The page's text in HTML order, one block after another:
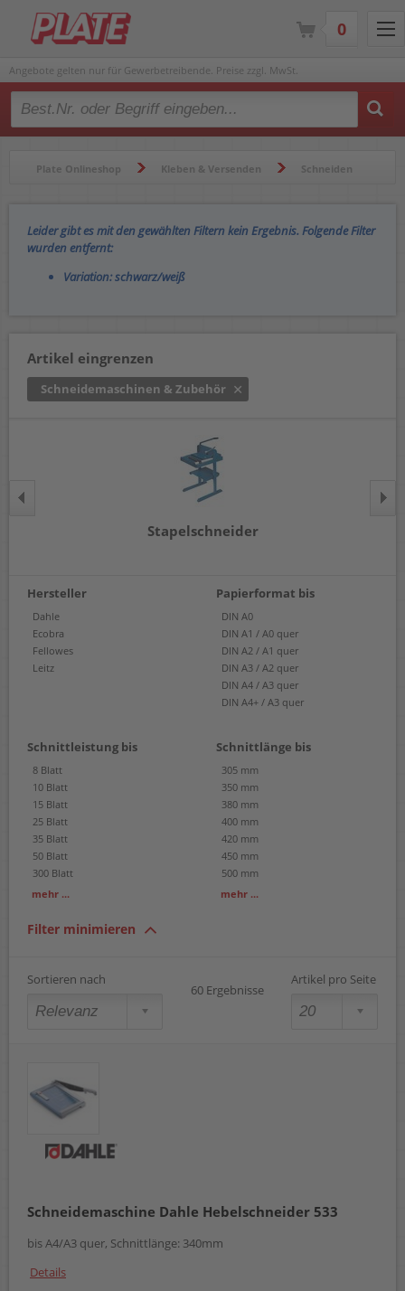
Angebote gelten nur für Gewerbetreibende. Preise zzgl. MwSt.
Type 2 or more characters for results.
Plate Onlineshop Kleben & Versenden Schneiden
Leider gibt es mit den gewählten Filtern kein Ergebnis. Folgende Filter
wurden entfernt:
Variation: schwarz/weiß
Artikel eingrenzen
Schneidemaschinen & Zubehör
Stapelschneider
Hersteller
Dahle
Ecobra
Fellowes
Leitz
Papierformat bis
DIN A0
DIN A1 / A0 quer
DIN A2 / A1 quer
DIN A3 / A2 quer
DIN A4 / A3 quer
DIN A4+ / A3 quer
Schnittleistung bis
8 Blatt
10 Blatt
15 Blatt
25 Blatt
35 Blatt
50 Blatt
300 Blatt
600 Blatt
mehr ...
Schnittlänge bis
305 mm
350 mm
380 mm
400 mm
420 mm
450 mm
500 mm
550 mm
mehr ...
Filter minimieren
Sortieren nach
60 Ergebnisse
Artikel pro Seite
Schneidemaschine Dahle Hebelschneider 533
bis A4/A3 quer, Schnittlänge: 340mm
Details
0